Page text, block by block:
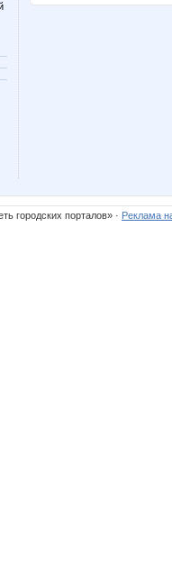
городских порталов» · Реклама